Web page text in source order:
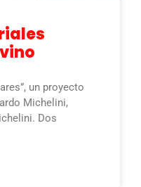
un proyecto
Michelini,
Dos